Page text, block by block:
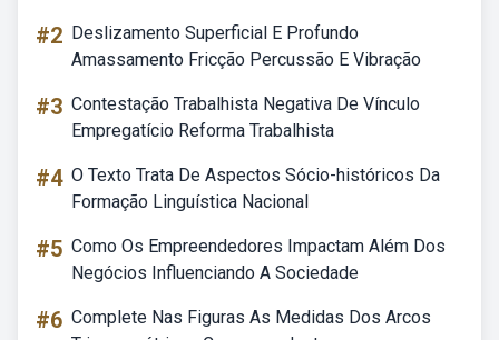
#2 Deslizamento Superficial E Profundo
Amassamento Fricção Percussão E Vibração
#3 Contestação Trabalhista Negativa De Vínculo
Empregatício Reforma Trabalhista
#4 O Texto Trata De Aspectos Sócio-históricos Da
Formação Linguística Nacional
#5 Como Os Empreendedores Impactam Além Dos
Negócios Influenciando A Sociedade
#6 Complete Nas Figuras As Medidas Dos Arcos